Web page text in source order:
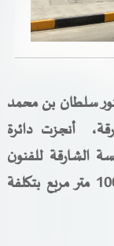
سلطان بن محمد
أنجزت دائرة
الشارقة للفنون